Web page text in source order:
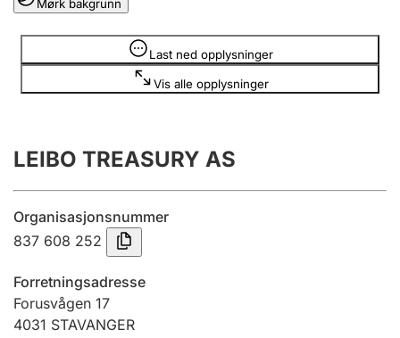
Lag og forening
Registrere, endre, slette
Årsregnskap
Innsending og forsinkelsesgebyr
Jeger
Mørk bakgrunn
Last ned opplysninger
Vis alle opplysninger
Opplysninger er skjult
LEIBO TREASURY AS
Organisasjonsnummer
837 608 252
Forretningsadresse
Forusvågen 17
4031 STAVANGER